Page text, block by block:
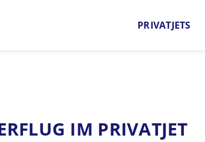
PRIVATJETS
IM PRIVATJET